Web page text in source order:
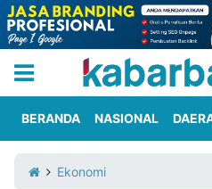
Iklan
Berita
Kami
BERANDA NASIONAL
Ekonomi